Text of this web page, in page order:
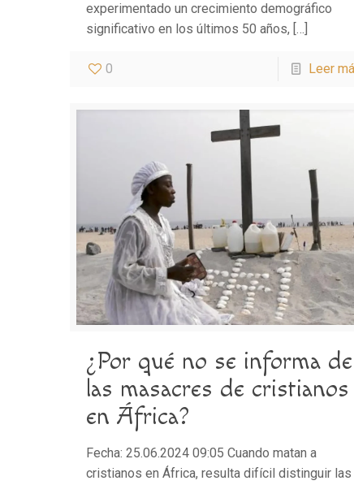
experimentado un crecimiento demográfico
significativo en los últimos 50 años, […]
0 Leer
¿Por qué no se informa de
las masacres de cristianos
en África?
Fecha: 25.06.2024 09:05 Cuando matan a
cristianos en África, resulta difícil distinguir las